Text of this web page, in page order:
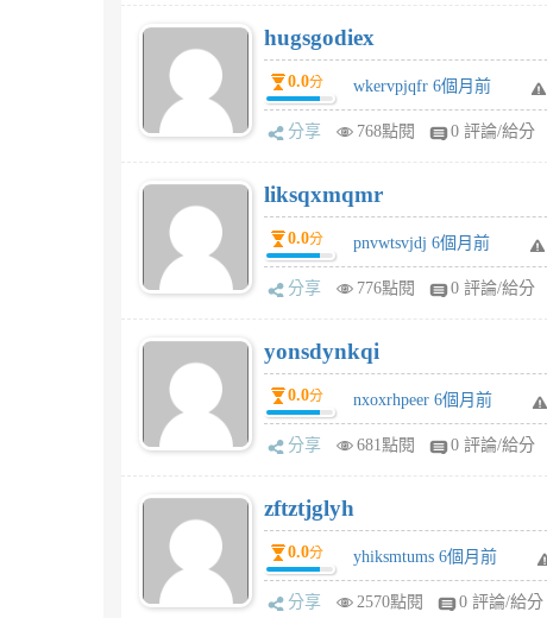
hugsgodiex
0.0分 wkervpjqfr 6個月前
分享 768點閱 0 評論/給分
liksqxmqmr
0.0分 pnvwtsvjdj 6個月前
分享 776點閱 0 評論/給分
yonsdynkqi
0.0分 nxoxrhpeer 6個月前
分享 681點閱 0 評論/給分
zftztjglyh
0.0分 yhiksmtums 6個月前
分享 2570點閱 0 評論/給分